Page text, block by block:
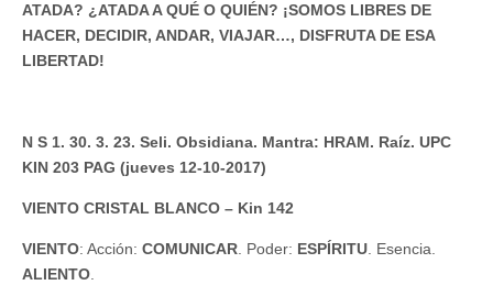
ATADA? ¿ATADA A QUÉ O QUIÉN? ¡SOMOS LIBRES DE
HACER, DECIDIR, ANDAR, VIAJAR…, DISFRUTA DE ESA
LIBERTAD!
N S 1. 30. 3. 23. Seli. Obsidiana. Mantra: HRAM. Raíz. UPC
KIN 203 PAG (jueves 12-10-2017)
VIENTO CRISTAL BLANCO – Kin 142
VIENTO: Acción: COMUNICAR. Poder: ESPÍRITU. Esencia.
ALIENTO.